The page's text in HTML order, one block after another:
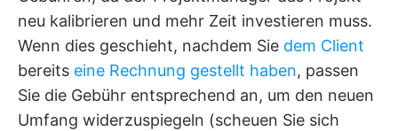
neu kalibrieren und mehr Zeit investieren muss.
Wenn dies geschieht, nachdem Sie dem Client
bereits eine Rechnung gestellt haben, passen
Sie die Gebühr entsprechend an, um den neuen
Umfang widerzuspiegeln (scheuen Sie sich